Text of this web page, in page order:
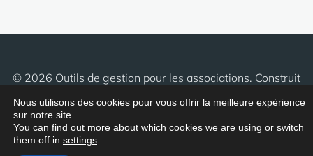
© 2026 Outils de gestion pour les associations. Construit
avec
en utilisant WordPress et Consus Theme .
Nous utilisons des cookies pour vous offrir la meilleure expérience
sur notre site.
You can find out more about which cookies we are using or switch
them off in settings